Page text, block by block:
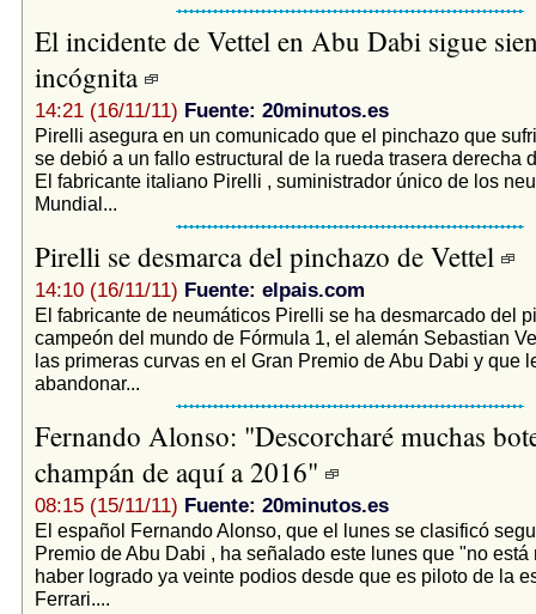
El incidente de Vettel en Abu Dabi sigue
incógnita
14:21 (16/11/11) Fuente: 20minutos.es
Pirelli asegura en un comunicado que el pinchazo que
se debió a un fallo estructural de la rueda trasera derecha
El fabricante italiano Pirelli , suministrador único de los
Mundial...
Pirelli se desmarca del pinchazo de Vettel
14:10 (16/11/11) Fuente: elpais.com
El fabricante de neumáticos Pirelli se ha desmarcado del
campeón del mundo de Fórmula 1, el alemán Sebastian
las primeras curvas en el Gran Premio de Abu Dabi y que
abandonar...
Fernando Alonso: "Descorcharé muchas
champán de aquí a 2016"
08:15 (15/11/11) Fuente: 20minutos.es
El español Fernando Alonso, que el lunes se clasificó
Premio de Abu Dabi , ha señalado este lunes que "no está
haber logrado ya veinte podios desde que es piloto de la
Ferrari....